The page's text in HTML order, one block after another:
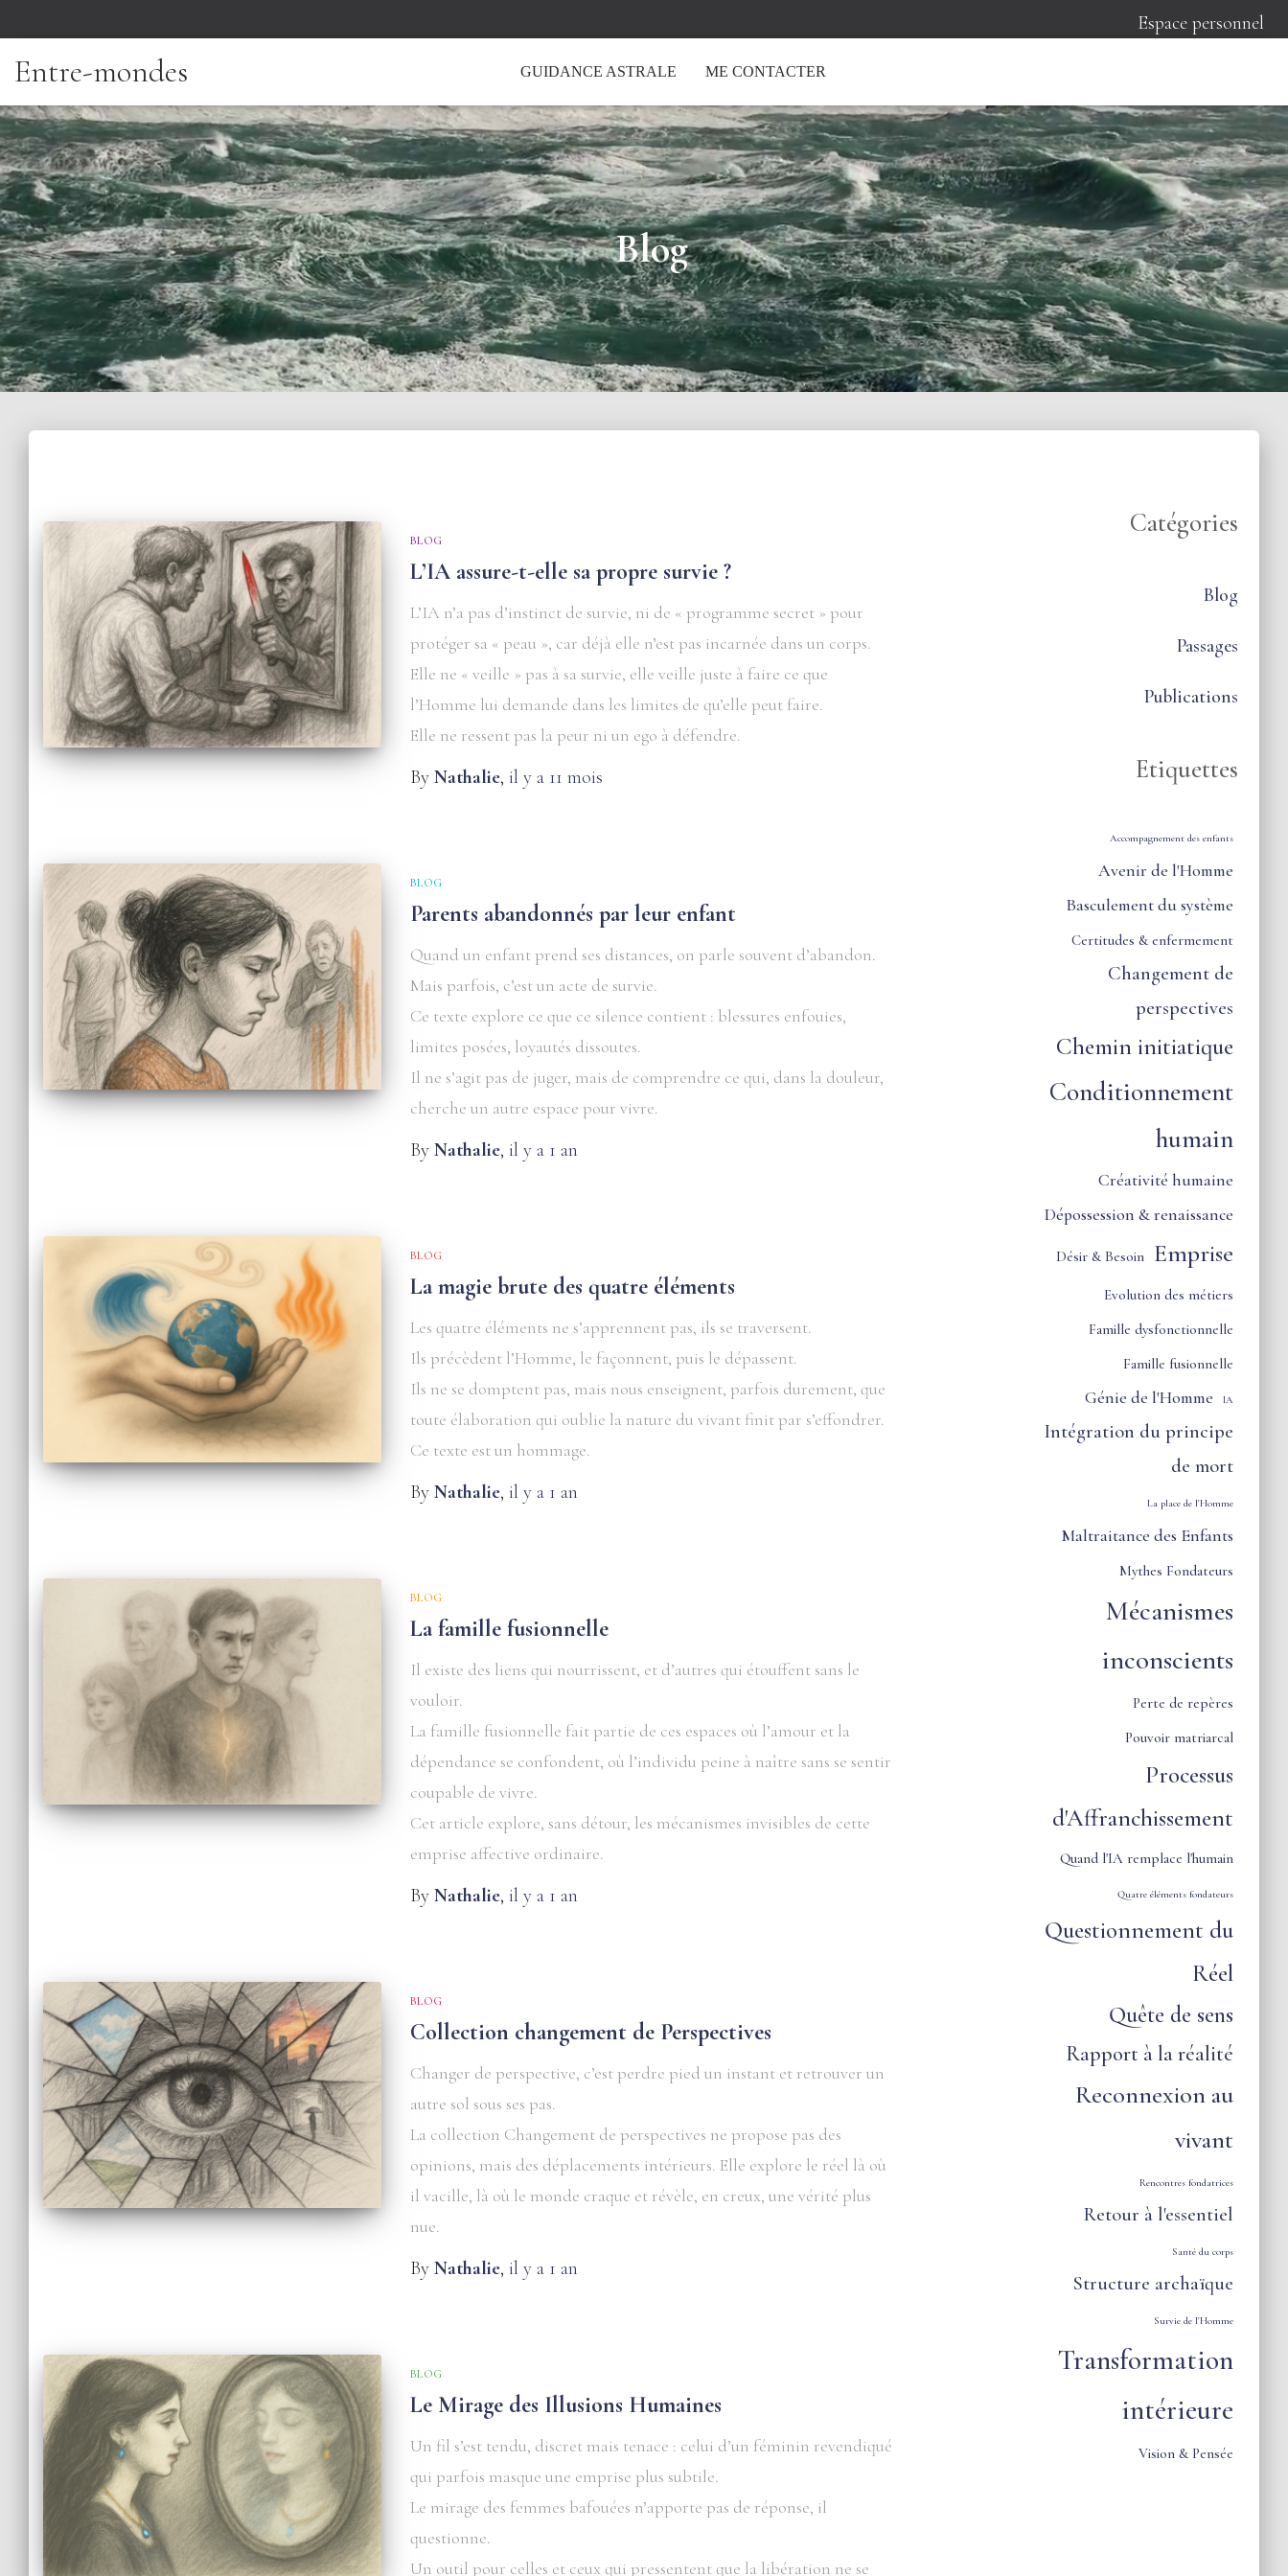
Espace personnel
Entre-mondes GUIDANCE ASTRALE ME CONTACTER
Blog
BLOG
L’IA assure-t-elle sa propre survie ?
L’IA n’a pas d’instinct de survie, ni de « programme secret » pour
protéger sa « peau », car déjà elle n’est pas incarnée dans un corps.
Elle ne « veille » pas à sa survie, elle veille juste à faire ce que
l’Homme lui demande dans les limites de qu’elle peut faire.
Elle ne ressent pas la peur ni un ego à défendre.
ByNathalie, il y a 11 mois
BLOG
Parents abandonnés par leur enfant
Quand un enfant prend ses distances, on parle souvent d’abandon.
Mais parfois, c’est un acte de survie.
Ce texte explore ce que ce silence contient : blessures enfouies,
limites posées, loyautés dissoutes.
Il ne s’agit pas de juger, mais de comprendre ce qui, dans la douleur,
cherche un autre espace pour vivre.
ByNathalie, il y a 1 an
BLOG
La magie brute des quatre éléments
Les quatre éléments ne s’apprennent pas, ils se traversent.
Ils précèdent l’Homme, le façonnent, puis le dépassent.
Ils ne se domptent pas, mais nous enseignent, parfois durement, que
toute élaboration qui oublie la nature du vivant finit par s’effondrer.
Ce texte est un hommage.
ByNathalie, il y a 1 an
BLOG
La famille fusionnelle
Il existe des liens qui nourrissent, et d’autres qui étouffent sans le
vouloir.
La famille fusionnelle fait partie de ces espaces où l’amour et la
dépendance se confondent, où l’individu peine à naître sans se sentir
coupable de vivre.
Cet article explore, sans détour, les mécanismes invisibles de cette
emprise affective ordinaire.
ByNathalie, il y a 1 an
BLOG
Collection changement de Perspectives
Changer de perspective, c’est perdre pied un instant et retrouver un
autre sol sous ses pas.
La collection Changement de perspectives ne propose pas des
opinions, mais des déplacements intérieurs. Elle explore le réel là où
il vacille, là où le monde craque et révèle, en creux, une vérité plus
nue.
ByNathalie, il y a 1 an
BLOG
Le Mirage des Illusions Humaines
Un fil s’est tendu, discret mais tenace : celui d’un féminin revendiqué
qui parfois masque une emprise plus subtile.
Le mirage des femmes bafouées n’apporte pas de réponse, il
questionne.
Un outil pour celles et ceux qui pressentent que la libération ne se
Catégories
Blog
Passages
Publications
Etiquettes
Accompagnement des enfants
Avenir de l'Homme
Basculement du système
Certitudes & enfermement
Changement de
perspectives
Chemin initiatique
Conditionnement
humain
Créativité humaine
Dépossession & renaissance
Désir & Besoin Emprise
Evolution des métiers
Famille dysfonctionnelle
Famille fusionnelle
Génie de l'Homme IA
Intégration du principe
de mort
La place de l'Homme
Maltraitance des Enfants
Mythes Fondateurs
Mécanismes
inconscients
Perte de repères
Pouvoir matriarcal
Processus
d'Affranchissement
Quand l'IA remplace l'humain
Quatre éléments fondateurs
Questionnement du
Réel
Quête de sens
Rapport à la réalité
Reconnexion au
vivant
Rencontres fondatrices
Retour à l'essentiel
Santé du corps
Structure archaïque
Survie de l'Homme
Transformation
intérieure
Vision & Pensée